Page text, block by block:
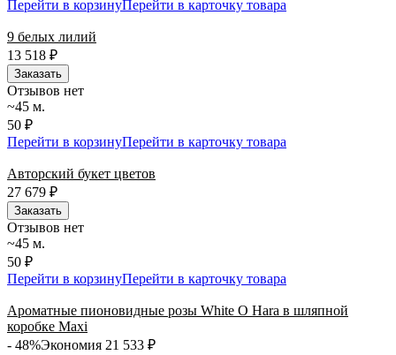
Перейти в корзинуПерейти в карточку товара
9 белых лилий
13 518 ₽
Заказать
Отзывов нет
~45 м.
50 ₽
Перейти в корзинуПерейти в карточку товара
Авторский букет цветов
27 679 ₽
Заказать
Отзывов нет
~45 м.
50 ₽
Перейти в корзинуПерейти в карточку товара
Ароматные пионовидные розы White O Hara в шляпной
коробке Maxi
- 48%Экономия 21 533 ₽